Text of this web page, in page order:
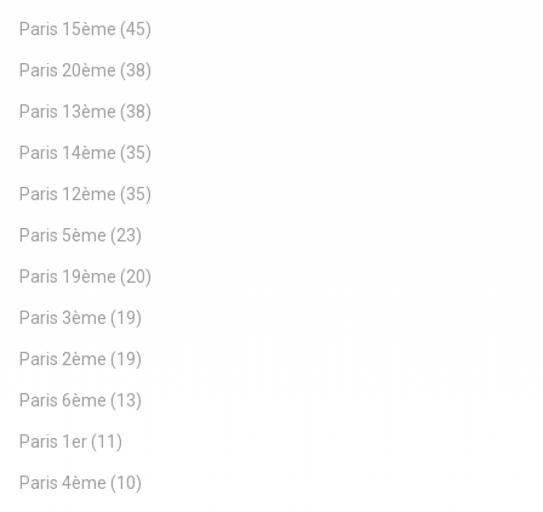
Paris 15ème (45)
Paris 20ème (38)
Paris 13ème (38)
Paris 14ème (35)
Paris 12ème (35)
Paris 5ème (23)
Paris 19ème (20)
Paris 3ème (19)
Paris 2ème (19)
Paris 6ème (13)
Paris 1er (11)
Paris 4ème (10)